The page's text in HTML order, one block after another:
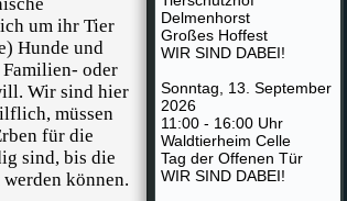
um ihr Tier
Hunde und
Familien- oder
Wir sind hier
müssen
für die
sind, bis die
können.
Delmenhorst
Großes Hoffest
WIR SIND DABEI!
Sonntag, 13. September
2026
11:00 - 16:00 Uhr
Waldtierheim Celle
Tag der Offenen Tür
WIR SIND DABEI!